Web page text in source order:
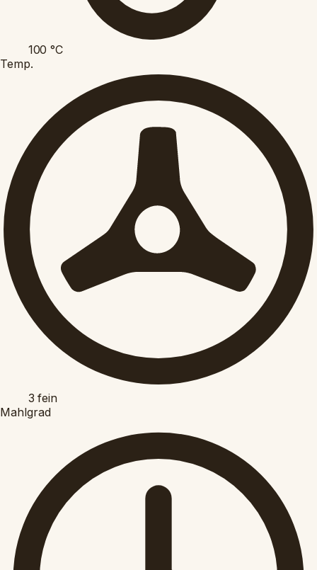
100 °C
Temp.
3fein
Mahlgrad